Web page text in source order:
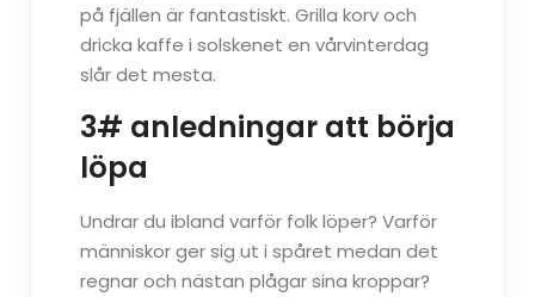
på fjällen är fantastiskt. Grilla korv och
dricka kaffe i solskenet en vårvinterdag
slår det mesta.
3# anledningar att börja
löpa
Undrar du ibland varför folk löper? Varför
människor ger sig ut i spåret medan det
regnar och nästan plågar sina kroppar?